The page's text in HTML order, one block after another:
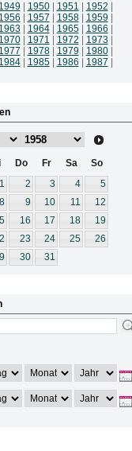
1949 1950| 1951 1952
1956 1957 1958| 1959
1963 1964| 1965| 1966
1970| 1971 1972 1973
1977 1978| 1979 1980|
1984| 1985| 1986 1987
Do Fr Sa
So
1
2 3 4
5
8 9 10 11
12
16 17 18
19
23 24 25
26
30 31